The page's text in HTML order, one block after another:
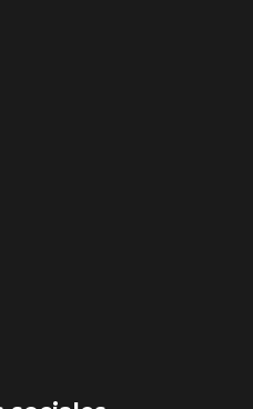
de España, en